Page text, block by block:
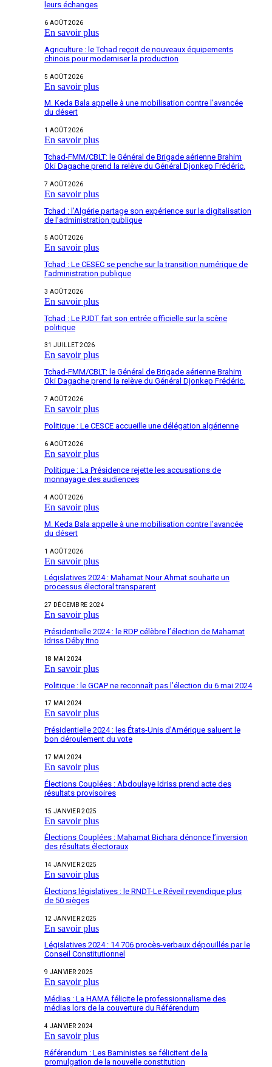
leurs échanges
6 AOÛT 2026
En savoir plus
Agriculture : le Tchad reçoit de nouveaux équipements
chinois pour moderniser la production
5 AOÛT 2026
En savoir plus
M. Keda Bala appelle à une mobilisation contre l’avancée
du désert
1 AOÛT 2026
En savoir plus
Tchad-FMM/CBLT: le Général de Brigade aérienne Brahim
Oki Dagache prend la relève du Général Djonkep Frédéric.
7 AOÛT 2026
En savoir plus
Tchad : l’Algérie partage son expérience sur la digitalisation
de l’administration publique
5 AOÛT 2026
En savoir plus
Tchad : Le CESEC se penche sur la transition numérique de
l’administration publique
3 AOÛT 2026
En savoir plus
Tchad : Le PJDT fait son entrée officielle sur la scène
politique
31 JUILLET 2026
En savoir plus
Tchad-FMM/CBLT: le Général de Brigade aérienne Brahim
Oki Dagache prend la relève du Général Djonkep Frédéric.
7 AOÛT 2026
En savoir plus
Politique : Le CESCE accueille une délégation algérienne
6 AOÛT 2026
En savoir plus
Politique : La Présidence rejette les accusations de
monnayage des audiences
4 AOÛT 2026
En savoir plus
M. Keda Bala appelle à une mobilisation contre l’avancée
du désert
1 AOÛT 2026
En savoir plus
Législatives 2024 : Mahamat Nour Ahmat souhaite un
processus électoral transparent
27 DÉCEMBRE 2024
En savoir plus
Présidentielle 2024 : le RDP célèbre l’élection de Mahamat
Idriss Déby Itno
18 MAI 2024
En savoir plus
Politique : le GCAP ne reconnaît pas l’élection du 6 mai 2024
17 MAI 2024
En savoir plus
Présidentielle 2024 : les États-Unis d’Amérique saluent le
bon déroulement du vote
17 MAI 2024
En savoir plus
Élections Couplées : Abdoulaye Idriss prend acte des
résultats provisoires
15 JANVIER 2025
En savoir plus
Élections Couplées : Mahamat Bichara dénonce l’inversion
des résultats électoraux
14 JANVIER 2025
En savoir plus
Élections législatives : le RNDT-Le Réveil revendique plus
de 50 sièges
12 JANVIER 2025
En savoir plus
Législatives 2024 : 14 706 procès-verbaux dépouillés par le
Conseil Constitutionnel
9 JANVIER 2025
En savoir plus
Médias : La HAMA félicite le professionnalisme des
médias lors de la couverture du Référendum
4 JANVIER 2024
En savoir plus
Référendum : Les Baministes se félicitent de la
promulgation de la nouvelle constitution